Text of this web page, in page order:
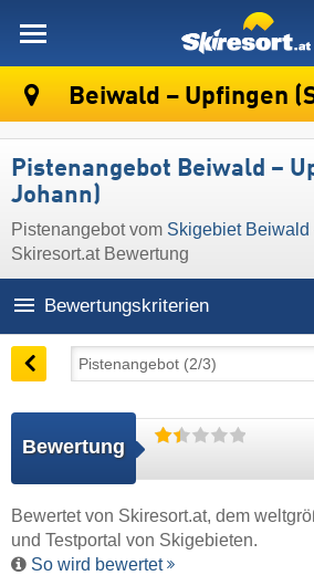
Beiwald – Upfingen
Pistenangebot Beiwald –
Johann)
Pistenangebot vom Skigebiet Beiwald –
Skiresort.at Bewertung
Bewertungskriterien
Bewertung
Bewertet von Skiresort.at, dem
und Testportal von Skigebieten.
So wird bewertet